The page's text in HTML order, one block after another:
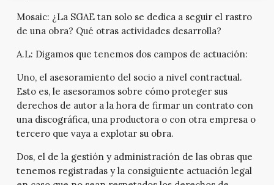
Mosaic: ¿La SGAE tan solo se dedica a seguir el rastro
de una obra? Qué otras actividades desarrolla?
A.L: Digamos que tenemos dos campos de actuación:
Uno, el asesoramiento del socio a nivel contractual.
Esto es, le asesoramos sobre cómo proteger sus
derechos de autor a la hora de firmar un contrato con
una discográfica, una productora o con otra empresa o
tercero que vaya a explotar su obra.
Dos, el de la gestión y administración de las obras que
tenemos registradas y la consiguiente actuación legal